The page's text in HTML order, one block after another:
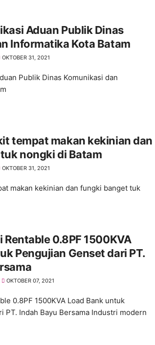
Aduan Publik Dinas
Informatika Kota Batam
OKTOBER 31, 2021
Publik Dinas Komunikasi dan
tempat makan kekinian dan
nongki di Batam
OKTOBER 31, 2021
makan kekinian dan fungki banget tuk
0.8PF 1500KVA
Pengujian Genset dari PT.
OKTOBER 07, 2021
0.8PF 1500KVA Load Bank untuk
PT. Indah Bayu Bersama Industri modern